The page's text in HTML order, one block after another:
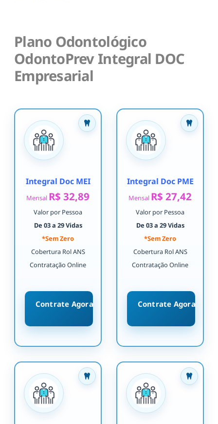
Plano Odontológico
OdontoPrev Integral DOC
Empresarial
Integral Doc MEI
Mensal R$ 32,89
Valor por Pessoa
De 03 a 29 Vidas
*Sem Zero
Cobertura Rol ANS
Contratação Online
Contrate Agora
Integral Doc PME
Mensal R$ 27,42
Valor por Pessoa
De 03 a 29 Vidas
*Sem Zero
Cobertura Rol ANS
Contratação Online
Contrate Agora